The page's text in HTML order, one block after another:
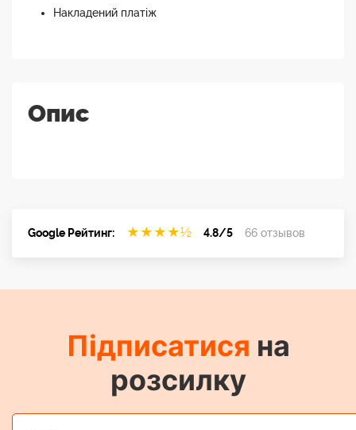
Накладений платіж
Опис
Google Рейтинг: ★ ★ ★ ★½ 4.8/5 66 отзывов
Підписатися на
розсилку